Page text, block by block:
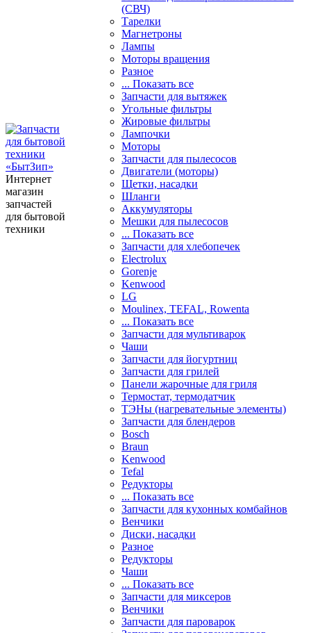
Интернет
магазин
запчастей
для бытовой
техники
(СВЧ)
Тарелки
Магнетроны
Лампы
Моторы вращения
Разное
... Показать все
Запчасти для вытяжек
Угольные фильтры
Жировые фильтры
Лампочки
Моторы
Запчасти для пылесосов
Двигатели (моторы)
Щетки, насадки
Шланги
Аккумуляторы
Мешки для пылесосов
... Показать все
Запчасти для хлебопечек
Electrolux
Gorenje
Kenwood
LG
Moulinex, TEFAL, Rowenta
... Показать все
Запчасти для мультиварок
Чаши
Запчасти для йогуртниц
Запчасти для грилей
Панели жарочные для гриля
Термостат, термодатчик
ТЭНы (нагревательные элементы)
Запчасти для блендеров
Bosch
Braun
Kenwood
Tefal
Редукторы
... Показать все
Запчасти для кухонных комбайнов
Венчики
Диски, насадки
Разное
Редукторы
Чаши
... Показать все
Запчасти для миксеров
Венчики
Запчасти для пароварок